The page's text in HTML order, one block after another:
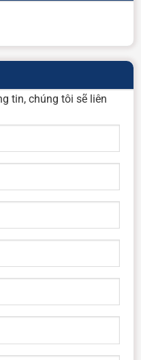
tin, chúng tôi sẽ liên